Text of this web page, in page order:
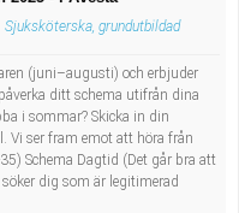
Sjuksköterska, grundutbildad
(juni–augusti) och erbjuder
ditt schema utifrån dina
i sommar? Skicka in din
Vi ser fram emot att höra från
Schema Dagtid (Det går bra att
dig som är legitimerad